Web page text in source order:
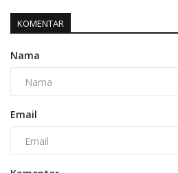
KOMENTAR
Nama
Email